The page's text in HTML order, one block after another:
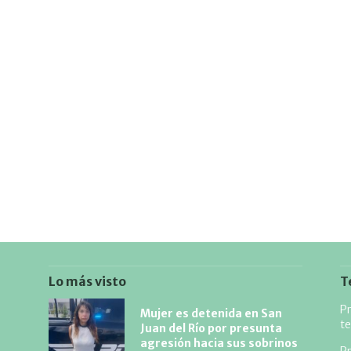
Lo más visto
Mujer es detenida en San
Juan del Río por presunta
agresión hacia sus sobrinos